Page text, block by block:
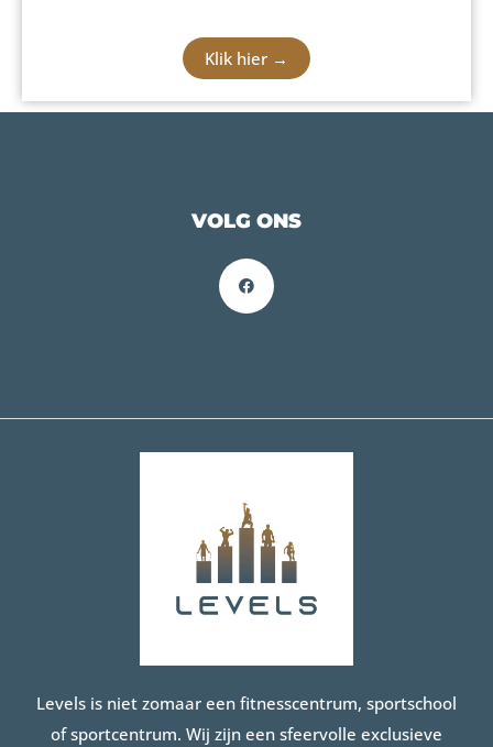
Klik hier →
VOLG ONS
Levels is niet zomaar een fitnesscentrum, sportschool
of sportcentrum. Wij zijn een sfeervolle exclusieve